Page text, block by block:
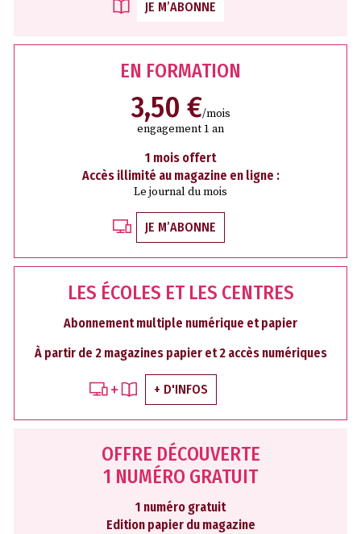
JE M’ABONNE
EN FORMATION
3,50 €/mois
engagement 1 an
1 mois offert
Accès illimité au magazine en ligne :
Le journal du mois
JE M’ABONNE
LES ÉCOLES ET LES CENTRES
Abonnement multiple numérique et papier
À partir de 2 magazines papier et 2 accès numériques
+ D'INFOS
OFFRE DÉCOUVERTE
1 NUMÉRO GRATUIT
1 numéro gratuit
Edition papier du magazine